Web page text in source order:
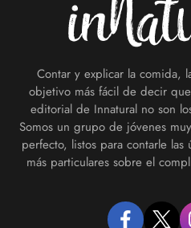
Contar y explicar la comida,
objetivo más fácil de decir
editorial de Innatural no son
Somos un grupo de jóvenes
perfecto, listos para contarle las
más particulares sobre el